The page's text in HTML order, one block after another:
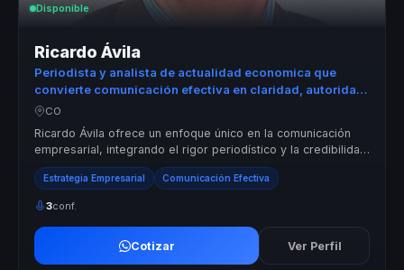
Disponible
Ricardo Ávila
Periodista y analista de actualidad economica que
convierte comunicación efectiva en claridad, autoridad
y confianza para líderes y voceros.
CO
Ricardo Ávila ofrece un enfoque único en la comunicación
empresarial, integrando el rigor periodístico y la credibilidad
pública para tra...
Estrategia Empresarial Comunicación Efectiva
3conf.
Cotizar Ver Perfil